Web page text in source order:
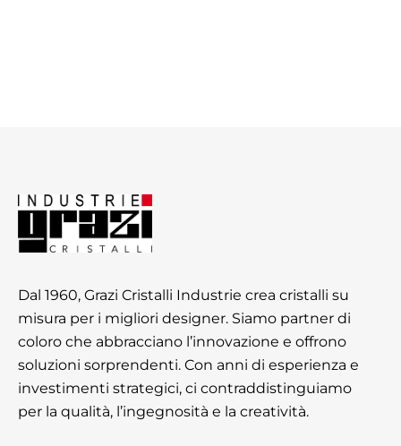
Dal 1960, Grazi Cristalli Industrie crea cristalli su
misura per i migliori designer. Siamo partner di
coloro che abbracciano l’innovazione e offrono
soluzioni sorprendenti. Con anni di esperienza e
investimenti strategici, ci contraddistinguiamo
per la qualità, l’ingegnosità e la creatività.